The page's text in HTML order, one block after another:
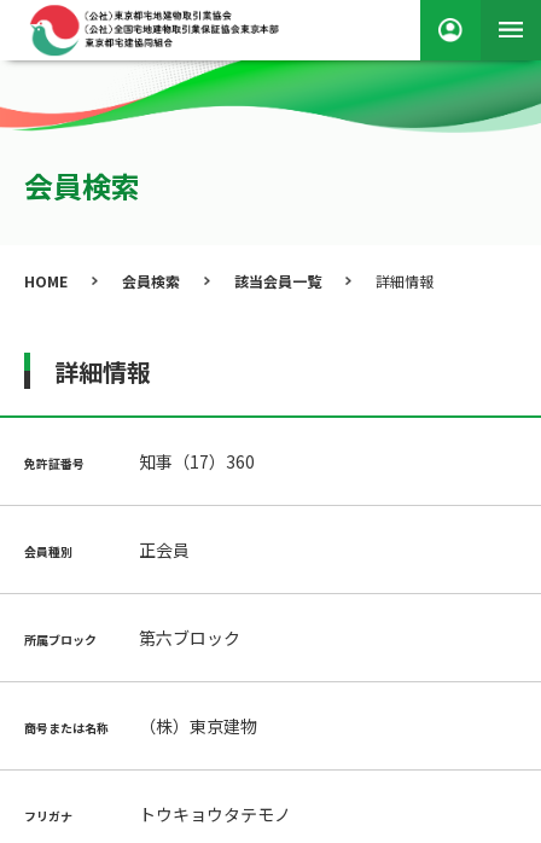
会員検索
HOME 会員検索 該当会員一覧 詳細情報
詳細情報
免許証番号 知事（17）360
会員種別 正会員
所属ブロック 第六ブロック
商号または名称 （株）東京建物
フリガナ トウキョウタテモノ